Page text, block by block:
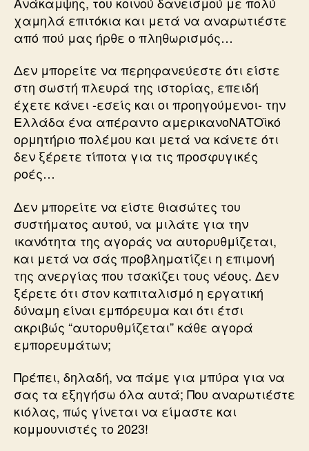
χαμηλά επιτόκια και μετά να αναρωτιέστε
από πού μας ήρθε ο πληθωρισμός…
Δεν μπορείτε να περηφανεύεστε ότι είστε
στη σωστή πλευρά της ιστορίας, επειδή
έχετε κάνει -εσείς και οι προηγούμενοι- την
Ελλάδα ένα απέραντο αμερικανοΝΑΤΟϊκό
ορμητήριο πολέμου και μετά να κάνετε ότι
δεν ξέρετε τίποτα για τις προσφυγικές
ροές…
Δεν μπορείτε να είστε θιασώτες του
συστήματος αυτού, να μιλάτε για την
ικανότητα της αγοράς να αυτορυθμίζεται,
και μετά να σάς προβληματίζει η επιμονή
της ανεργίας που τσακίζει τους νέους. Δεν
ξέρετε ότι στον καπιταλισμό η εργατική
δύναμη είναι εμπόρευμα και ότι έτσι
ακριβώς “αυτορυθμίζεται” κάθε αγορά
εμπορευμάτων;
Πρέπει, δηλαδή, να πάμε για μπύρα για να
σας τα εξηγήσω όλα αυτά; Που αναρωτιέστε
κιόλας, πώς γίνεται να είμαστε και
κομμουνιστές το 2023!